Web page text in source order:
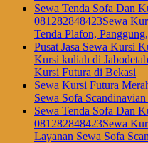
Sewa Tenda Sofa Dan
081282848423Sewa
Tenda Plafon,
Pusat Jasa Sewa Kursi
Kursi kuliah di
Kursi Futura di Bekasi
Sewa Kursi Futura
Sewa Sofa
Sewa Tenda Sofa Dan
081282848423Sewa
Layanan Sewa Sofa